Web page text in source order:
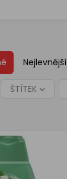
Nejlevnější
ŠTÍTEK